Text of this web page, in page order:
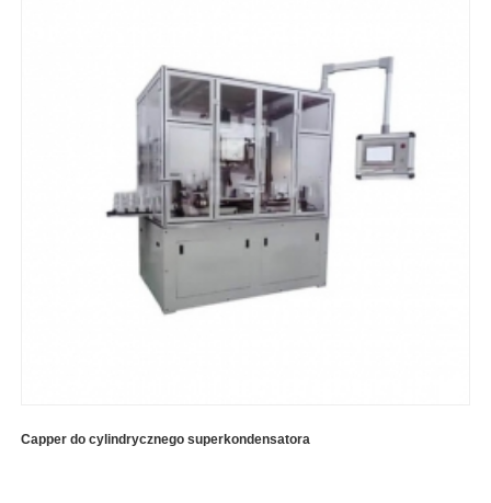
Capper do cylindrycznego superkondensatora